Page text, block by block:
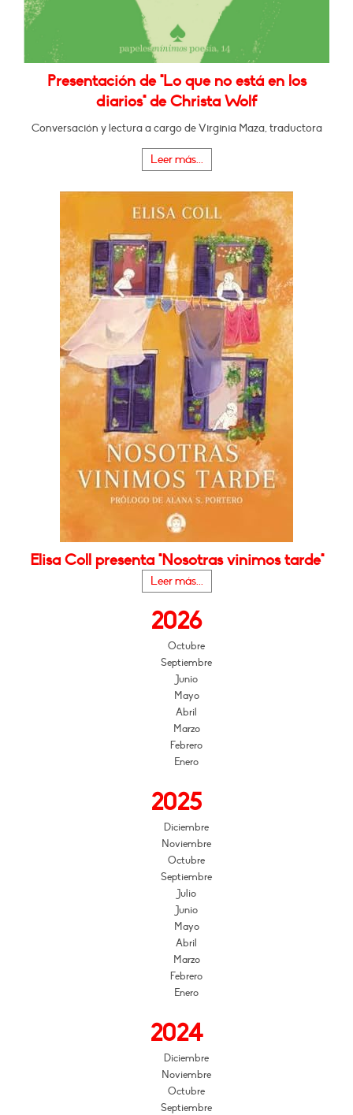
Presentación de "Lo que no está en los
diarios" de Christa Wolf
Conversación y lectura a cargo de Virginia Maza, traductora
Leer más...
Elisa Coll presenta "Nosotras vinimos tarde"
Leer más...
2026
Octubre
Septiembre
Junio
Mayo
Abril
Marzo
Febrero
Enero
2025
Diciembre
Noviembre
Octubre
Septiembre
Julio
Junio
Mayo
Abril
Marzo
Febrero
Enero
2024
Diciembre
Noviembre
Octubre
Septiembre